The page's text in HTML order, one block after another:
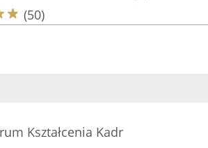
(50)
Kształcenia Kadr